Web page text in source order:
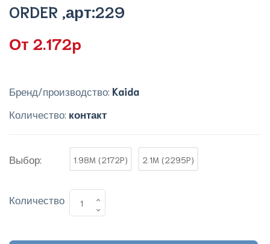
ORDER ,арт:229
От 2.172p
Бренд/производство: Kaida
Количество: контакт
Выбор: 1.98M (2172P) 2.1M (2295P)
Количество